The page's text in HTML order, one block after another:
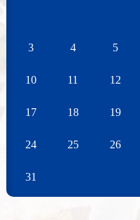
3 4 5
10 11 12
17 18 19
24 25 26
31